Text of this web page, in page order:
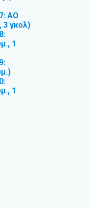
ΑΟ
3 γκολ)
1
1